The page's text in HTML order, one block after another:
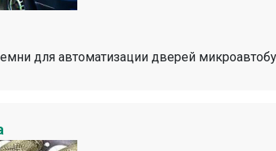
для автоматизации дверей